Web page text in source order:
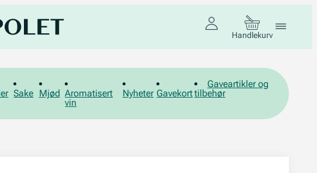
Handlekurv
Sake Mjød Aromatisert
vin
Nyheter Gavekort
Gaveartikler og
tilbehør